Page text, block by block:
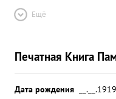
Ещё
Печатная Книга
Дата рождения
__.__.1919